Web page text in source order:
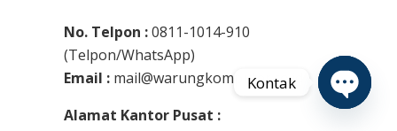
No. Telpon :0811-1014-910
(Telpon/WhatsApp)
Email : mail@warungkomputer.co.id
Alamat Kantor Pusat :
Kontak